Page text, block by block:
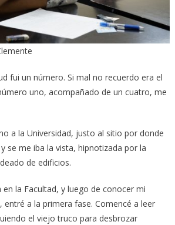
fui un número. Si mal no recuerdo era el
uno, acompañado de un cuatro, me
a la Universidad, justo al sitio por donde
se me iba la vista, hipnotizada por la
de edificios.
la Facultad, y luego de conocer mi
entré a la primera fase. Comencé a leer
el viejo truco para desbrozar